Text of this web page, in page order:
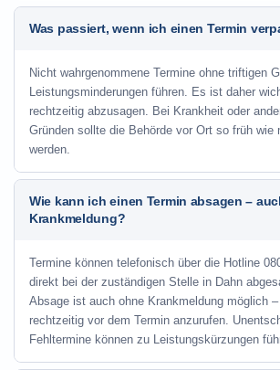
Was passiert, wenn ich einen Termin
Nicht wahrgenommene Termine ohne triftigen
Leistungsminderungen führen. Es ist daher
rechtzeitig abzusagen. Bei Krankheit oder
Gründen sollte die Behörde vor Ort so früh wie
werden.
Wie kann ich einen Termin absagen –
Krankmeldung?
Termine können telefonisch über die Hotline
direkt bei der zuständigen Stelle in Dahn
Absage ist auch ohne Krankmeldung möglich
rechtzeitig vor dem Termin anzurufen.
Fehltermine können zu Leistungskürzungen